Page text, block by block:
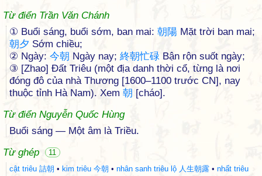
Từ điển Trần Văn Chánh
① Buổi sáng, buổi sớm, ban mai: 朝陽 Mặt trời ban mai;
朝夕 Sớm chiều;
② Ngày: 今朝 Ngày nay; 終朝忙碌 Bận rộn suốt ngày;
③ [Zhao] Đất Triêu (một địa danh thời cổ, từng là nơi
đóng đô của nhà Thương [1600–1100 trước CN], nay
thuộc tỉnh Hà Nam). Xem 朝 [cháo].
Từ điển Nguyễn Quốc Hùng
Buổi sáng — Một âm là Triều.
Từ ghép
11
cật triêu 詰朝 • kim triêu 今朝 • nhân sanh triêu lộ 人生朝露 • nhất triêu